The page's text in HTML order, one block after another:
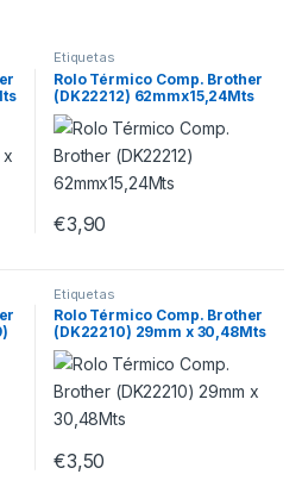
Etiquetas
Rolo Térmico Comp. Brother
(DK22212) 62mmx15,24Mts
€3,90
Etiquetas
Rolo Térmico Comp. Brother
(DK22210) 29mm x 30,48Mts
€3,50